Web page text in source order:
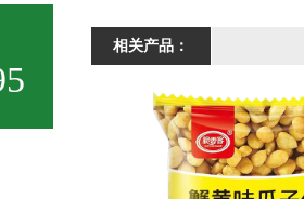
相关产品：